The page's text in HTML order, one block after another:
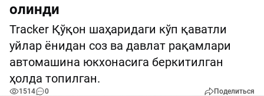
олинди
Tracker Қўқон шаҳаридаги кўп қаватли
уйлар ёнидан соз ва давлат рақамлари
автомашина юкхонасига беркитилган
ҳолда топилган.
1514 0 Поделиться